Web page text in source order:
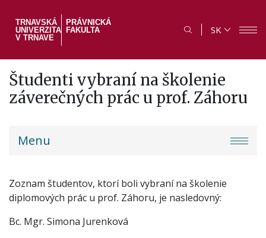
hlavný
TRNAVSKÁ
UNIVERZITA
V TRNAVE
PRÁVNICKÁ
FAKULTA
SK
Študenti vybraní na školenie
záverečných prác u prof. Záhoru
PF
Menu
Zoznam študentov, ktorí boli vybraní na školenie
diplomových prác u prof. Záhoru, je nasledovný:
Bc. Mgr. Simona Jurenková